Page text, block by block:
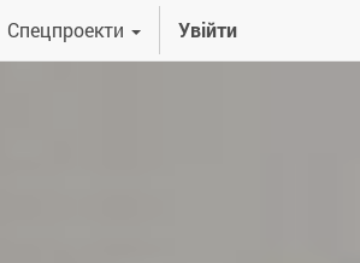
Спецпроекти Увійти